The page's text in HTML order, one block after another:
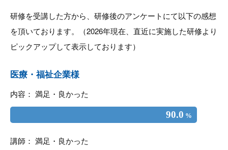
研修を受講した方から、研修後のアンケートにて以下の感想
を頂いております。（2026年現在、直近に実施した研修より
ピックアップして表示しております）
医療・福祉企業様
内容： 満足・良かった
90.0 %
講師： 満足・良かった